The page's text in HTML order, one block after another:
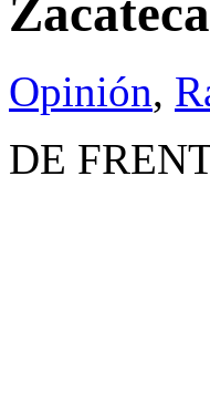
Opinión,
DE